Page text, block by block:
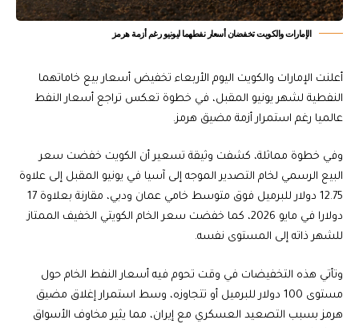
الإمارات والكويت تخفضان أسعار نفطهما ليونيو رغم أزمة هرمز
أعلنت الإمارات والكويت اليوم الأربعاء تخفيض أسعار بيع خاماتهما
النفطية لشهر يونيو المقبل، في خطوة تعكس تراجع أسعار النفط
عالميا رغم استمرار أزمة مضيق هرمز.
وفي خطوة مماثلة، كشفت وثيقة تسعير أن الكويت خفضت سعر
البيع الرسمي لخام التصدير الموجه إلى آسيا في يونيو المقبل إلى علاوة
12.75 دولار للبرميل فوق متوسط خامي عمان ودبي، مقارنة بعلاوة 17
دولارا في مايو 2026، كما خفضت سعر الخام الكويتي الخفيف الممتاز
للشهر ذاته إلى المستوى نفسه.
وتأتي هذه التخفيضات في وقت تحوم فيه أسعار النفط الخام حول
مستوى 100 دولار للبرميل أو تتجاوزه، وسط استمرار إغلاق مضيق
هرمز بسبب التصعيد العسكري مع إيران، مما يثير مخاوف الأسواق